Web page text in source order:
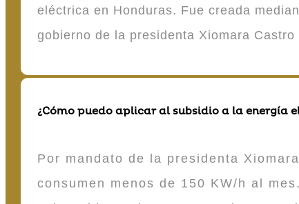
eléctrica en Honduras. Fue creada
gobierno de la presidenta Xiomara
¿Cómo puedo aplicar al subsidio a la energía
Por mandato de la presidenta
consumen menos de 150 KW/h al